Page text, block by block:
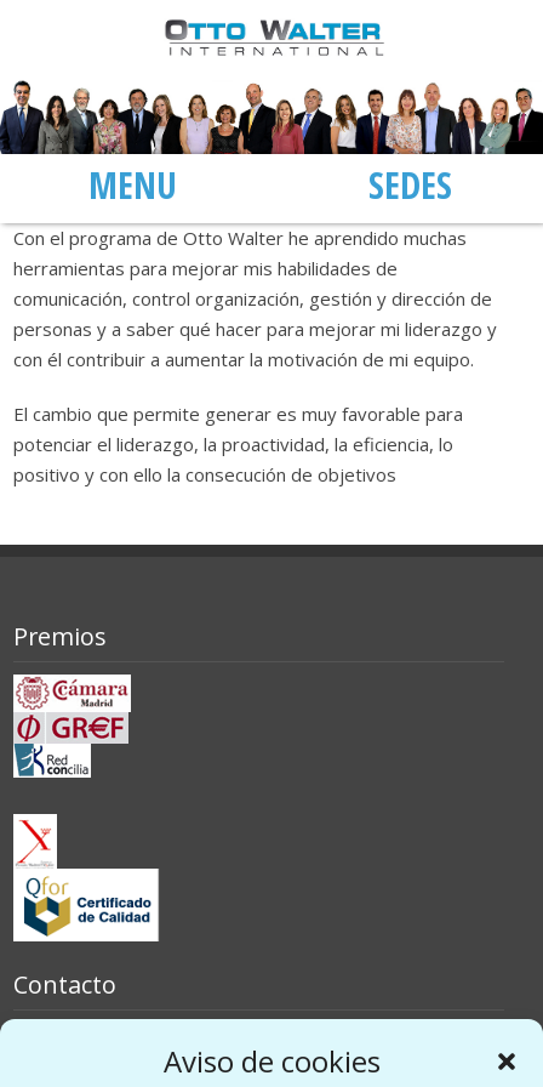
Aviso de cookies
MENÚ SEDES
Con el programa de Otto Walter he aprendido muchas
herramientas para mejorar mis habilidades de
comunicación, control organización, gestión y dirección de
personas y a saber qué hacer para mejorar mi liderazgo y
con él contribuir a aumentar la motivación de mi equipo.
El cambio que permite generar es muy favorable para
potenciar el liderazgo, la proactividad, la eficiencia, lo
positivo y con ello la consecución de objetivos
Premios
Contacto